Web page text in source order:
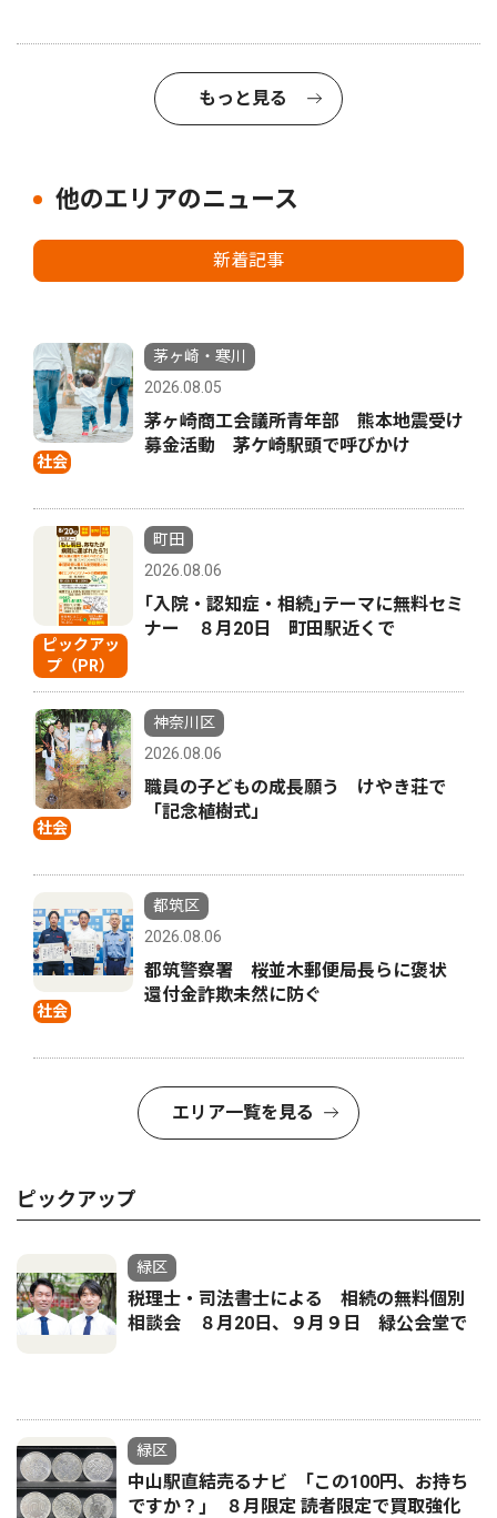
もっと見る
他のエリアのニュース
新着記事
社会
茅ヶ崎・寒川
2026.08.05
茅ヶ崎商工会議所青年部 熊本地震受け
募金活動 茅ケ崎駅頭で呼びかけ
ピックアッ
プ（PR）
町田
2026.08.06
｢入院・認知症・相続｣テーマに無料セミ
ナー ８月20日 町田駅近くで
社会
神奈川区
2026.08.06
職員の子どもの成長願う けやき荘で
「記念植樹式」
社会
都筑区
2026.08.06
都筑警察署 桜並木郵便局長らに褒状
還付金詐欺未然に防ぐ
エリア一覧を見る
ピックアップ
緑区
税理士・司法書士による 相続の無料個別
相談会 ８月20日、９月９日 緑公会堂で
緑区
中山駅直結売るナビ ｢この100円、お持ち
ですか？｣ ８月限定 読者限定で買取強化